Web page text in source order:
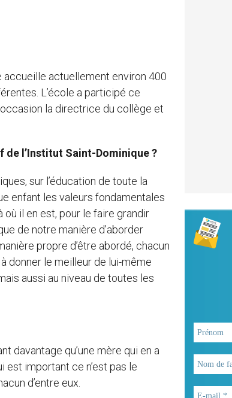
accueille actuellement environ 400
L’école a participé ce
la directrice du collège et
l’Institut Saint-Dominique ?
sur l’éducation de toute la
enfant les valeurs fondamentales
il en est, pour le faire grandir
de notre manière d’aborder
propre d’être abordé, chacun
donner le meilleur de lui-même
aussi au niveau de toutes les
davantage qu’une mère qui en a
est important ce n’est pas le
d’entre eux.